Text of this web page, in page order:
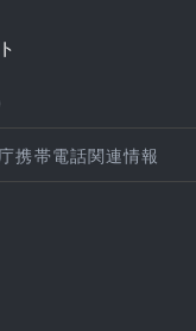
携帯電話関連情報